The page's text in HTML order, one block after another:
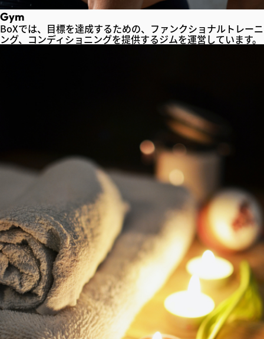
Gym
BoXでは、目標を達成するための、ファンクショナルトレーニ
ング、コンディショニングを提供するジムを運営しています。